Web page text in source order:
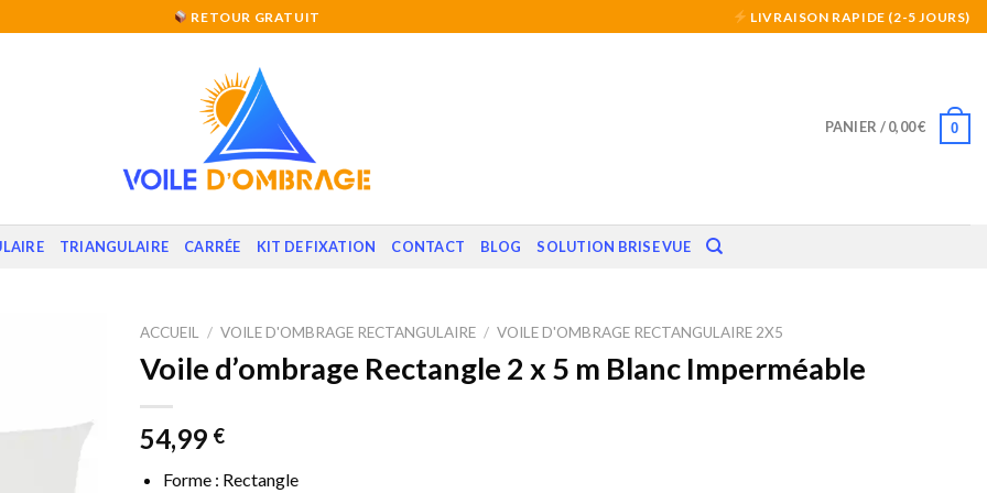
RETOUR GRATUIT LIVRAISON RAPIDE (2-5 JOURS)
PANIER /0,00€ 0
TRIANGULAIRE CARRÉE KIT DE FIXATION CONTACT BLOG SOLUTION BRISE VUE
ACCUEIL / VOILE D'OMBRAGE RECTANGULAIRE / VOILE D'OMBRAGE RECTANGULAIRE 2X5
Voile d’ombrage Rectangle 2 x 5 m Blanc Imperméable
54,99 €
Forme : Rectangle